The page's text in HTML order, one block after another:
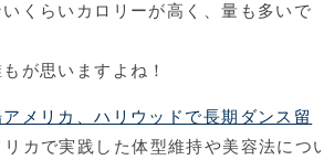
くらいカロリーが高く、量も多いで
が思いますよね！
メリカ、ハリウッドで長期ダンス留
カで実践した体型維持や美容法につ